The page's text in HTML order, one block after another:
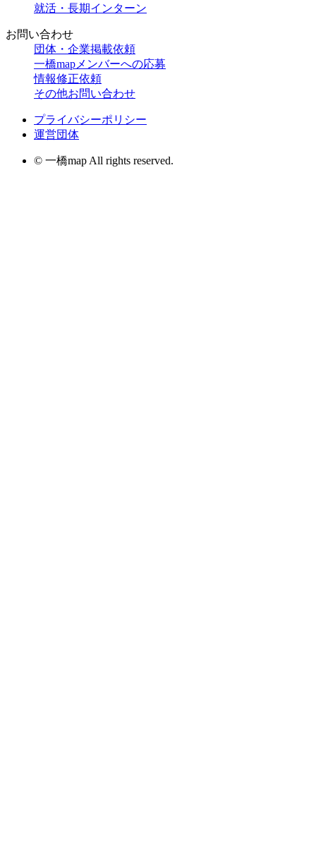
就活・長期インターン
お問い合わせ
団体・企業掲載依頼
一橋mapメンバーへの応募
情報修正依頼
その他お問い合わせ
プライバシーポリシー
運営団体
© 一橋map All rights reserved.